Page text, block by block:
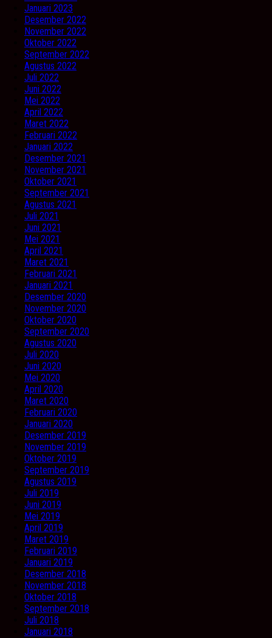
Januari 2023
Desember 2022
November 2022
Oktober 2022
September 2022
Agustus 2022
Juli 2022
Juni 2022
Mei 2022
April 2022
Maret 2022
Februari 2022
Januari 2022
Desember 2021
November 2021
Oktober 2021
September 2021
Agustus 2021
Juli 2021
Juni 2021
Mei 2021
April 2021
Maret 2021
Februari 2021
Januari 2021
Desember 2020
November 2020
Oktober 2020
September 2020
Agustus 2020
Juli 2020
Juni 2020
Mei 2020
April 2020
Maret 2020
Februari 2020
Januari 2020
Desember 2019
November 2019
Oktober 2019
September 2019
Agustus 2019
Juli 2019
Juni 2019
Mei 2019
April 2019
Maret 2019
Februari 2019
Januari 2019
Desember 2018
November 2018
Oktober 2018
September 2018
Juli 2018
Januari 2018